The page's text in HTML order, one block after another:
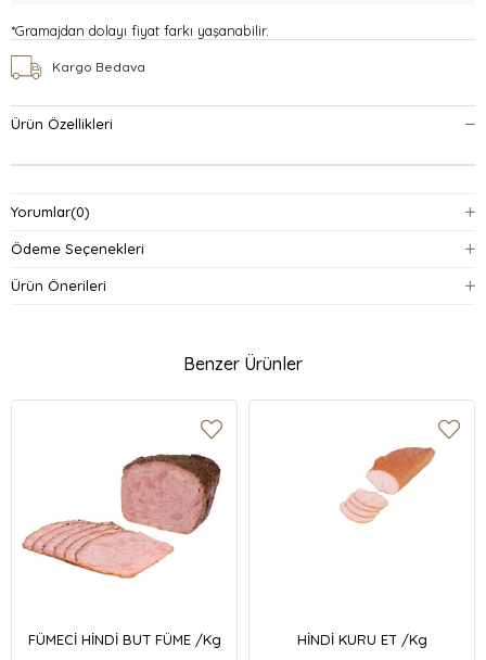
*Gramajdan dolayı fiyat farkı yaşanabilir.
Kargo Bedava
Ürün Özellikleri
Yorumlar(0)
Ödeme Seçenekleri
Ürün Önerileri
Benzer Ürünler
FÜMECİ HİNDİ BUT FÜME /Kg HİNDİ KURU ET /Kg